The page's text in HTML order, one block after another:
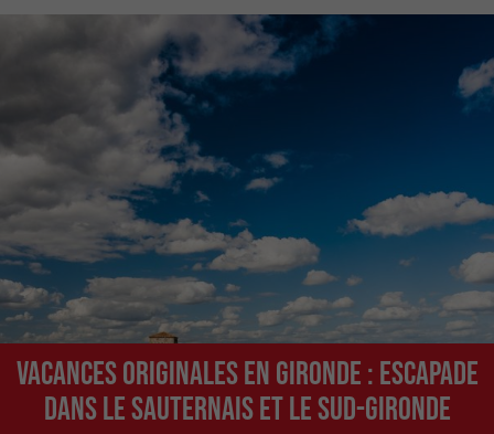
Vacances originales en Gironde : Escapade
dans le Sauternais et le sud-Gironde